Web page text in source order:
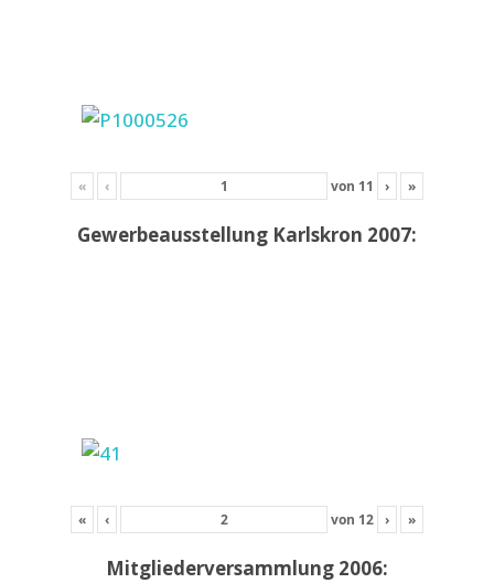
« ‹ von 11 › »
Gewerbeausstellung Karlskron 2007:
« ‹ von 12 › »
Mitgliederversammlung 2006: